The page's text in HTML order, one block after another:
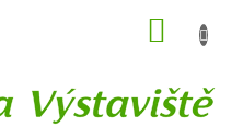
KOŠÍK